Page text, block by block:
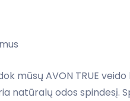
mūsų AVON TRUE
natūralų odos spindesį.